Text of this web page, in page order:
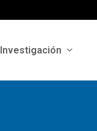
Investigación